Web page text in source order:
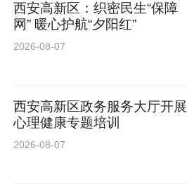
西安高新区：织密民生“保障
网” 暖心护航“夕阳红”
2026-08-07
西安高新区政务服务大厅开展
心理健康专题培训
2026-08-07